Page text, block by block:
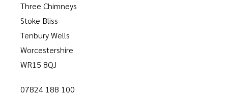
Three Chimneys
Stoke Bliss
Tenbury Wells
Worcestershire
WR15 8QJ
07824 188 100